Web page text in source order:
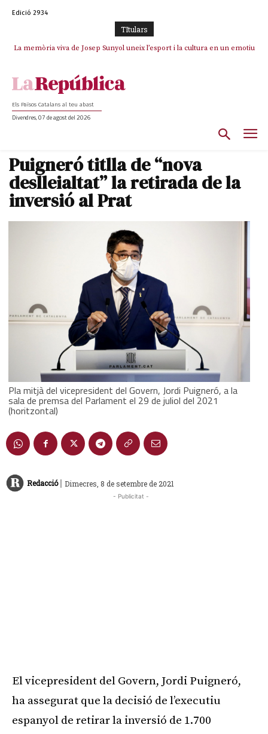
Edició 2934
TItulars
La memòria viva de Josep Sunyol uneix l’esport i la cultura en un emotiu
Els Països Catalans al teu abast
Divendres, 07 de agost del 2026
Puigneró titlla de “nova
deslleialtat” la retirada de la
inversió al Prat
Pla mitjà del vicepresident del Govern, Jordi Puigneró, a la
sala de premsa del Parlament el 29 de juliol del 2021
(horitzontal)
Redacció | Dimecres, 8 de setembre de 2021
- Publicitat -
El vicepresident del Govern, Jordi Puigneró,
ha assegurat que la decisió de l’executiu
espanyol de retirar la inversió de 1.700